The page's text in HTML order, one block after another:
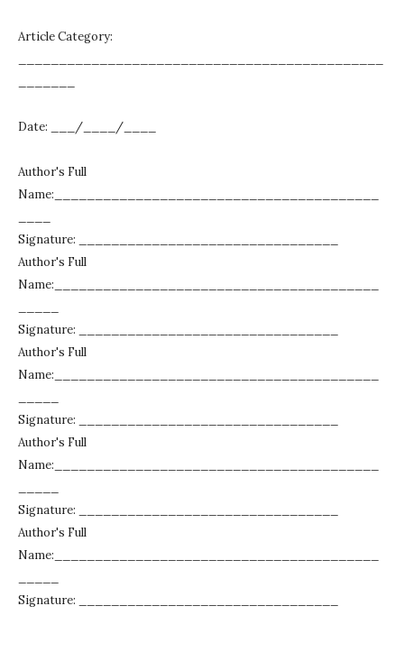
Article Category:
Date: ___/____/____
Author's Full
Name:________________________________________
Signature: ________________________________
Author's Full
Name:________________________________________
Signature: ________________________________
Author's Full
Name:________________________________________
Signature: ________________________________
Author's Full
Name:________________________________________
Signature: ________________________________
Author's Full
Name:________________________________________
Signature: ________________________________